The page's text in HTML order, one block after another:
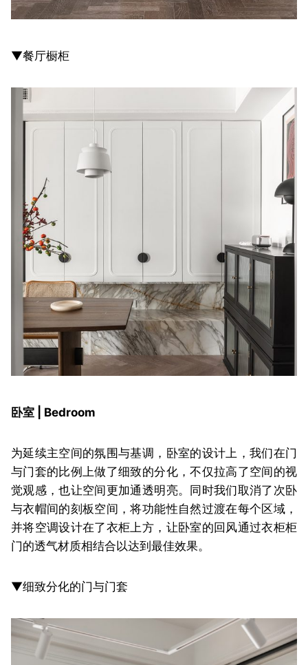
▼餐厅橱柜
卧室 | Bedroom
为延续主空间的氛围与基调，卧室的设计上，我们在门
与门套的比例上做了细致的分化，不仅拉高了空间的视
觉观感，也让空间更加通透明亮。同时我们取消了次卧
与衣帽间的刻板空间，将功能性自然过渡在每个区域，
并将空调设计在了衣柜上方，让卧室的回风通过衣柜柜
门的透气材质相结合以达到最佳效果。
▼细致分化的门与门套